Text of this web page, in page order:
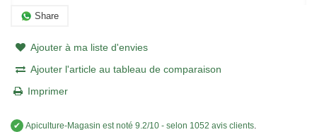
Share
Ajouter à ma liste d'envies
Ajouter l'article au tableau de comparaison
Imprimer
✔ Apiculture-Magasin est noté 9.2/10 - selon 1052 avis clients.